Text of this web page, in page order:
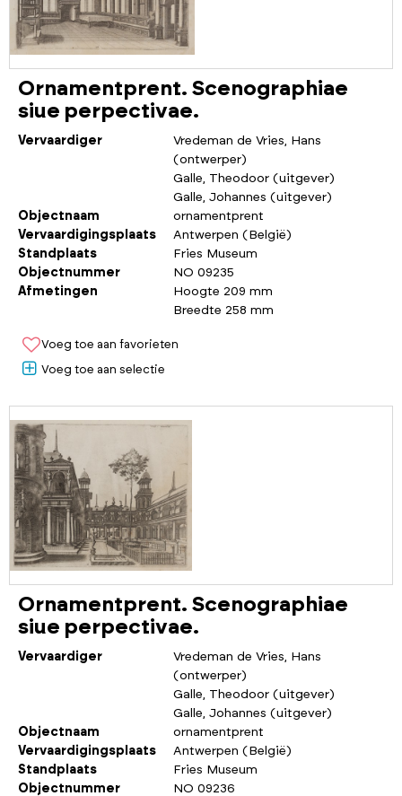
Ornamentprent. Scenographiae
siue perpectivae.
Vervaardiger
Vredeman de Vries, Hans
(ontwerper)
Galle, Theodoor (uitgever)
Galle, Johannes (uitgever)
Objectnaam
ornamentprent
Vervaardigingsplaats
Antwerpen (België)
Standplaats
Fries Museum
Objectnummer
NO 09235
Afmetingen
Hoogte 209 mm
Breedte 258 mm
Voeg toe aan favorieten
Voeg toe aan selectie
Ornamentprent. Scenographiae
siue perpectivae.
Vervaardiger
Vredeman de Vries, Hans
(ontwerper)
Galle, Theodoor (uitgever)
Galle, Johannes (uitgever)
Objectnaam
ornamentprent
Vervaardigingsplaats
Antwerpen (België)
Standplaats
Fries Museum
Objectnummer
NO 09236